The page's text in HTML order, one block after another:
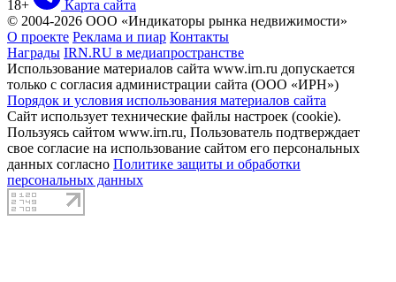
18+
Карта сайта
© 2004-2026 ООО «Индикаторы рынка недвижимости»
О проекте Реклама и пиар Контакты
Награды IRN.RU в медиапространстве
Использование материалов сайта www.irn.ru допускается
только с согласия администрации сайта (ООО «ИРН»)
Порядок и условия использования материалов сайта
Сайт использует технические файлы настроек (cookie).
Пользуясь сайтом www.irn.ru, Пользователь подтверждает
свое согласие на использование сайтом его персональных
данных согласно Политике защиты и обработки
персональных данных